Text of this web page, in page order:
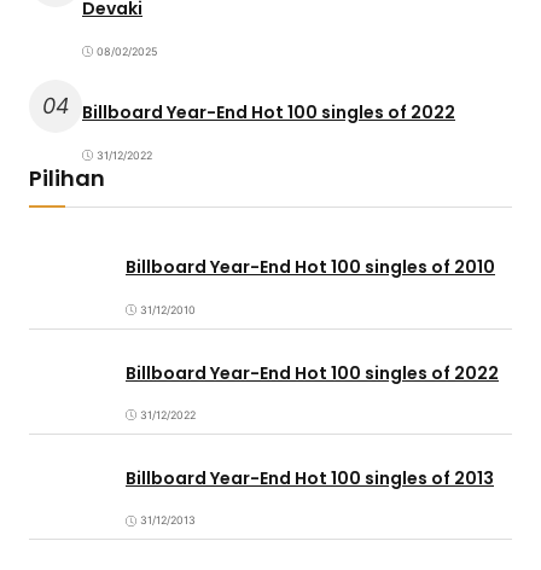
Devaki
08/02/2025
04 Billboard Year-End Hot 100 singles of 2022
31/12/2022
Pilihan
Billboard Year-End Hot 100 singles of 2010
31/12/2010
Billboard Year-End Hot 100 singles of 2022
31/12/2022
Billboard Year-End Hot 100 singles of 2013
31/12/2013